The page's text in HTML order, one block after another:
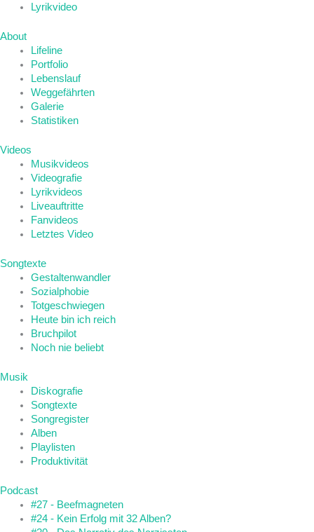
Lyrikvideo
About
Lifeline
Portfolio
Lebenslauf
Weggefährten
Galerie
Statistiken
Videos
Musikvideos
Videografie
Lyrikvideos
Liveauftritte
Fanvideos
Letztes Video
Songtexte
Gestaltenwandler
Sozialphobie
Totgeschwiegen
Heute bin ich reich
Bruchpilot
Noch nie beliebt
Musik
Diskografie
Songtexte
Songregister
Alben
Playlisten
Produktivität
Podcast
#27 - Beefmagneten
#24 - Kein Erfolg mit 32 Alben?